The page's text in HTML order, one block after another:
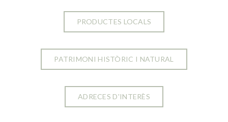
PRODUCTES LOCALS
PATRIMONI HISTÒRIC I NATURAL
ADRECES D'INTERÈS